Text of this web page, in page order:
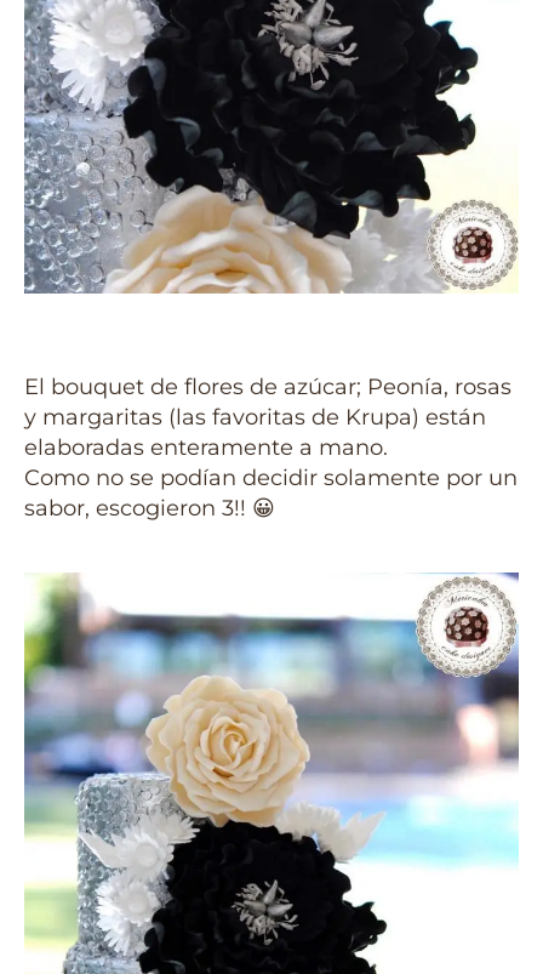
El bouquet de flores de azúcar; Peonía, rosas
y margaritas (las favoritas de Krupa) están
elaboradas enteramente a mano.
Como no se podían decidir solamente por un
sabor, escogieron 3!! 😀